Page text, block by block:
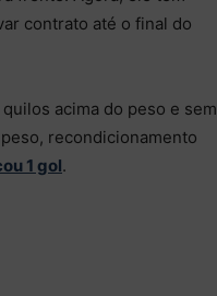
contrato até o final do
acima do peso e sem
recondicionamento
1 gol.